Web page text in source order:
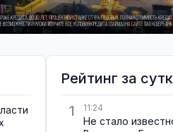
Рейтинг за
1
11:24
Не стало